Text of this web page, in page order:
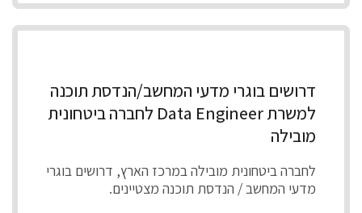
דרושים בוגרי מדעי המחשב/הנדסת תוכנה
למשרת Data Engineer לחברה ביטחונית
מובילה
לחברה ביטחונית מובילה במרכז הארץ, דרושים בוגרי
מדעי המחשב / הנדסת תוכנה מצטיינים.